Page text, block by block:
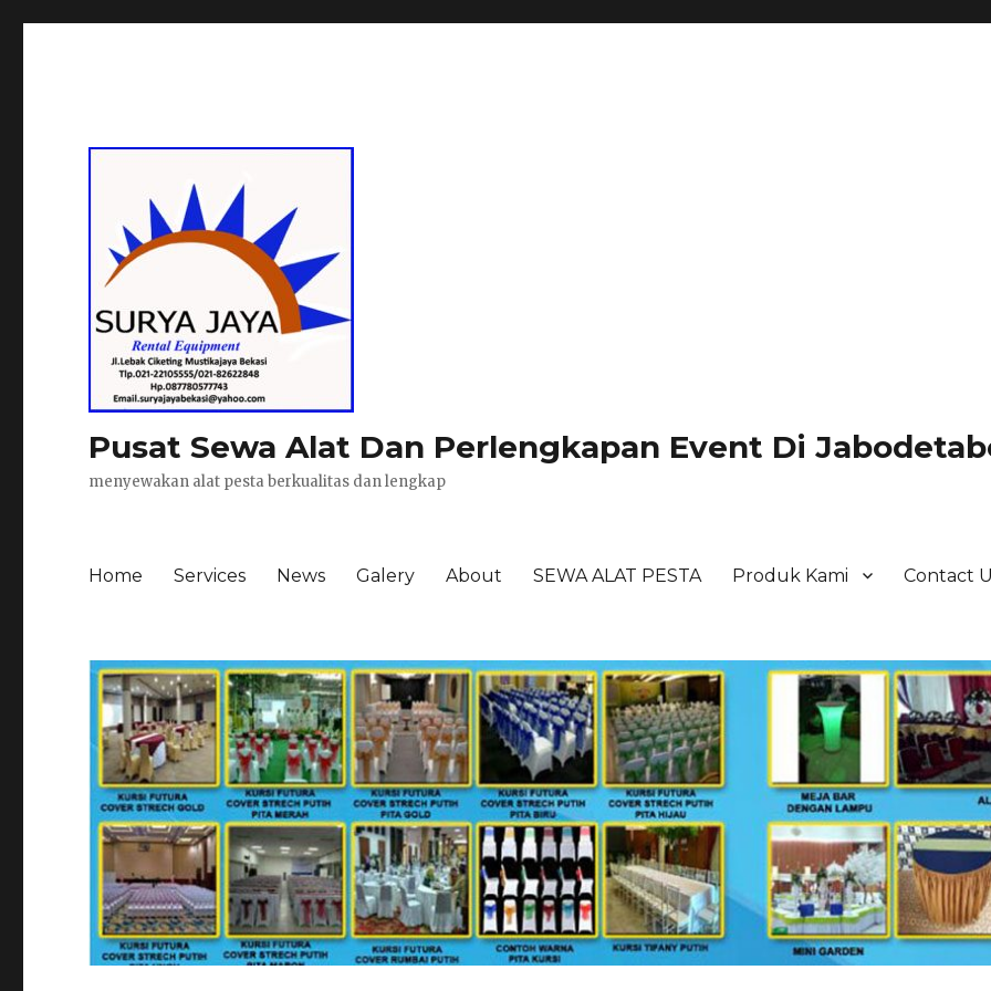
Pusat Sewa Alat Dan Perlengkapan Event Di
menyewakan alat pesta berkualitas dan lengkap
Home Services News Galery About SEWA ALAT PESTA Produk Kami Contact